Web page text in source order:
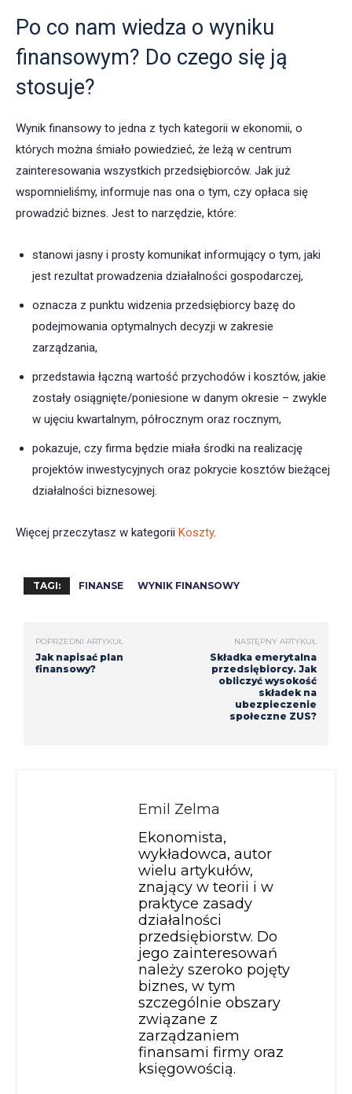
Po co nam wiedza o wyniku
finansowym? Do czego się ją
stosuje?
Wynik finansowy to jedna z tych kategorii w ekonomii, o
których można śmiało powiedzieć, że leżą w centrum
zainteresowania wszystkich przedsiębiorców. Jak już
wspomnieliśmy, informuje nas ona o tym, czy opłaca się
prowadzić biznes. Jest to narzędzie, które:
stanowi jasny i prosty komunikat informujący o tym, jaki
jest rezultat prowadzenia działalności gospodarczej,
oznacza z punktu widzenia przedsiębiorcy bazę do
podejmowania optymalnych decyzji w zakresie
zarządzania,
przedstawia łączną wartość przychodów i kosztów, jakie
zostały osiągnięte/poniesione w danym okresie – zwykle
w ujęciu kwartalnym, półrocznym oraz rocznym,
pokazuje, czy firma będzie miała środki na realizację
projektów inwestycyjnych oraz pokrycie kosztów bieżącej
działalności biznesowej.
Więcej przeczytasz w kategorii Koszty.
TAGI: FINANSE WYNIK FINANSOWY
POPRZEDNI ARTYKUŁ
Jak napisać plan
finansowy?
NASTĘPNY ARTYKUŁ
Składka emerytalna
przedsiębiorcy. Jak
obliczyć wysokość
składek na
ubezpieczenie
społeczne ZUS?
Emil Zelma
Ekonomista,
wykładowca, autor
wielu artykułów,
znający w teorii i w
praktyce zasady
działalności
przedsiębiorstw. Do
jego zainteresowań
należy szeroko pojęty
biznes, w tym
szczególnie obszary
związane z
zarządzaniem
finansami firmy oraz
księgowością.